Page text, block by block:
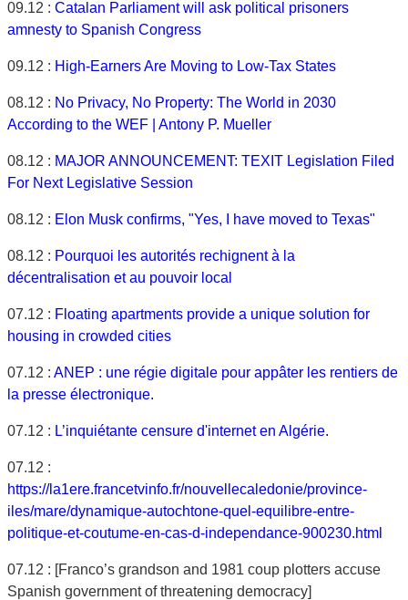
09.12 : Catalan Parliament will ask political prisoners
amnesty to Spanish Congress
09.12 : High-Earners Are Moving to Low-Tax States
08.12 : No Privacy, No Property: The World in 2030
According to the WEF | Antony P. Mueller
08.12 : MAJOR ANNOUNCEMENT: TEXIT Legislation Filed
For Next Legislative Session
08.12 : Elon Musk confirms, "Yes, I have moved to Texas"
08.12 : Pourquoi les autorités rechignent à la
décentralisation et au pouvoir local
07.12 : Floating apartments provide a unique solution for
housing in crowded cities
07.12 : ANEP : une régie digitale pour appâter les rentiers de
la presse électronique.
07.12 : L’inquiétante censure d'internet en Algérie.
07.12 :
https://la1ere.francetvinfo.fr/nouvellecaledonie/province-
iles/mare/dynamique-autochtone-quel-equilibre-entre-
politique-et-coutume-en-cas-d-independance-900230.html
07.12 : [Franco’s grandson and 1981 coup plotters accuse
Spanish government of threatening democracy]